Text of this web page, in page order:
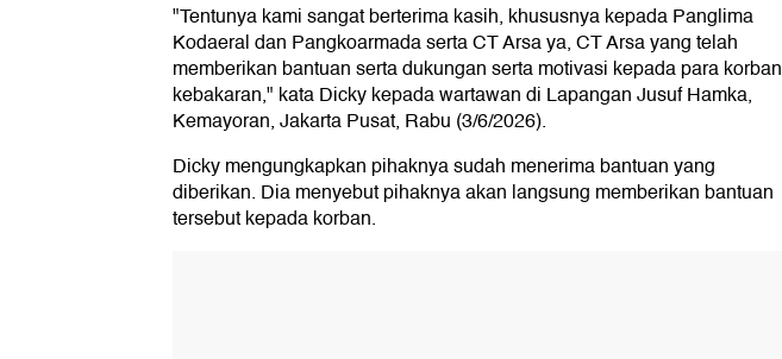
"Tentunya kami sangat berterima kasih, khususnya kepada Panglima
Kodaeral dan Pangkoarmada serta CT Arsa ya, CT Arsa yang telah
memberikan bantuan serta dukungan serta motivasi kepada para korban
kebakaran," kata Dicky kepada wartawan di Lapangan Jusuf Hamka,
Kemayoran, Jakarta Pusat, Rabu (3/6/2026).
Dicky mengungkapkan pihaknya sudah menerima bantuan yang
diberikan. Dia menyebut pihaknya akan langsung memberikan bantuan
tersebut kepada korban.